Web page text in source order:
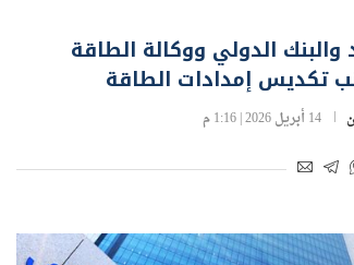
الدولي ووكالة الطاقة
تكديس إمدادات الطاقة
14 أبريل 2026 | 1:16 م